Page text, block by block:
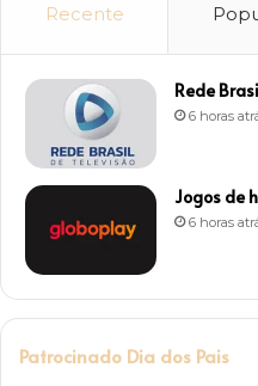
Recente
Rede
6 horas
Jogos de
6 horas
Patrocinado Dia dos Pais